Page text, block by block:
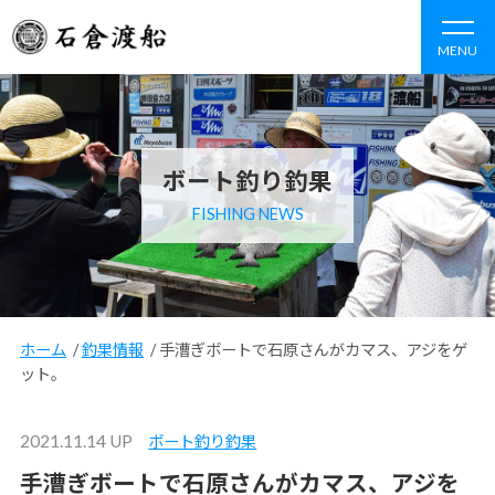
MENU
ボート釣り釣果
FISHING NEWS
ホーム /釣果情報 /手漕ぎボートで石原さんがカマス、アジをゲ
ット。
2021.11.14 UP ボート釣り釣果
手漕ぎボートで石原さんがカマス、アジを